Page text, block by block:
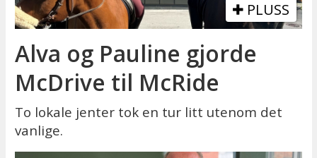
PLUSS
Alva og Pauline gjorde
McDrive til McRide
To lokale jenter tok en tur litt utenom det
vanlige.